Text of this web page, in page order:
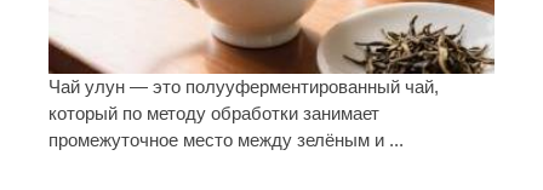
Чай улун — это полууферментированный чай,
который по методу обработки занимает
промежуточное место между зелёным и ...